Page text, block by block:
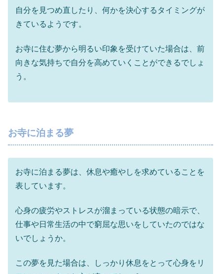
自分を見つめ直したり、何かを決心するタイミングが
きているようです。
お寺に住む夢から明るい印象を受けていた場合は、前
向きな気持ちで自分を高めていくことができるでしょ
う。
お寺に泊まる夢
お寺に泊まる夢は、休息や癒やしを求めていることを
表しています。
心身の疲労やストレスが溜まっている状態の暗示で、
仕事や日常生活の中で窮屈な思いをしていたのではな
いでしょうか。
この夢を見た場合は、しっかり休息をとって心身をリ